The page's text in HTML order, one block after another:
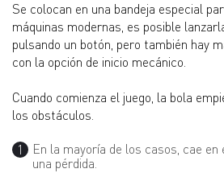
Se colocan en una bandeja especial
máquinas modernas, es posible
pulsando un botón, pero también hay
con la opción de inicio mecánico.
Cuando comienza el juego, la bola
los obstáculos.
En la mayoría de los casos, cae en
una pérdida.